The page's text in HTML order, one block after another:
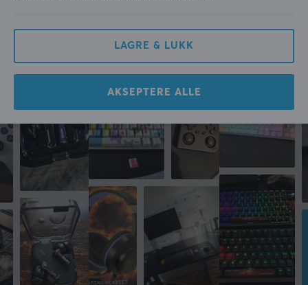
Mer fra vårt fellesskap
LAGRE & LUKK
AKSEPTERE ALLE